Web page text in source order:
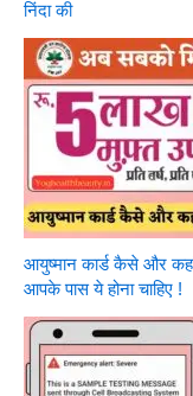
निंदा की
आयुष्मान कार्ड कैसे और
आपके पास ये होना चाहिए !